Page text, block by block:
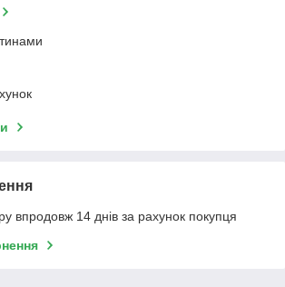
впродовж 14 днів за рахунок покупця